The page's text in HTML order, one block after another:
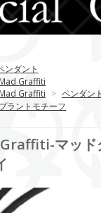
ンダント
Graffiti
Mad Graffiti > ペンダン
プラントモチーフ
マッド